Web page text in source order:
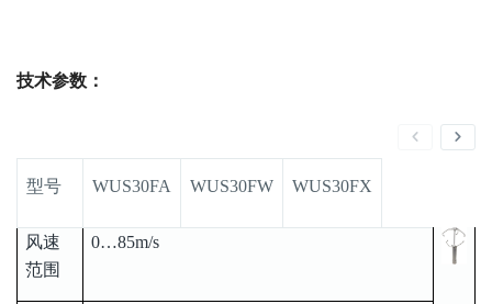
技术参数：
型号 WUS30FA WUS30FW WUS30FX
风速
范围
0…85m/s